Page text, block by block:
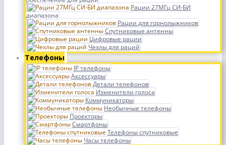
Рации 27МГц СИ-БИ
диапазона
Рации для горнолыжников
Спутниковые антенны
Цифровые рации
Чехлы для раций
Телефоны
IP телефоны
Аксессуары
Детали телефонов
Изменители голоса
Коммуникаторы
Необычные телефоны
Проекторы
Смартфоны
Телефоны спутниковые
Часы телефоны